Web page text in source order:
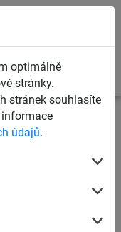
optimálně
stránky.
stránek souhlasíte
údajů.
a věže
Midi